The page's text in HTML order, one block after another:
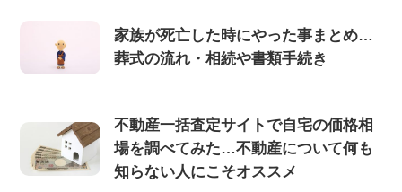
家族が死亡した時にやった事まとめ…
葬式の流れ・相続や書類手続き
不動産一括査定サイトで自宅の価格相
場を調べてみた…不動産について何も
知らない人にこそオススメ